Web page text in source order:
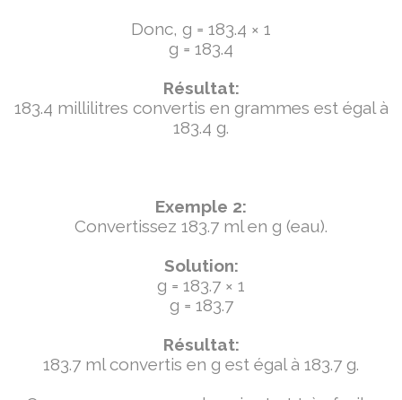
Donc, g = 183.4 × 1
g = 183.4
Résultat:
183.4 millilitres convertis en grammes est égal à
183.4 g.
Exemple 2:
Convertissez 183.7 ml en g (eau).
Solution:
g = 183.7 × 1
g = 183.7
Résultat:
183.7 ml convertis en g est égal à 183.7 g.